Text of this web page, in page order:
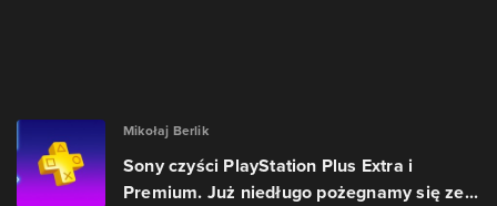
Mikołaj Berlik
Sony czyści PlayStation Plus Extra i
Premium. Już niedługo pożegnamy się ze...